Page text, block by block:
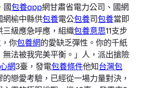
國包養app網甘肅省電力公司、國網
網榆中縣供包養電公包養司包養當即
三級應急呼應，組織包養意思11支步
你包養網的愛缺乏彈性。你的千紙
法被我完美平衡。」人，派出搶險
網3臺，發電包養條件他知台灣包
戀愛考驗，已經從一場力量對決，